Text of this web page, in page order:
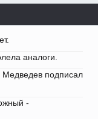
аналоги.
Медведев подписал
-